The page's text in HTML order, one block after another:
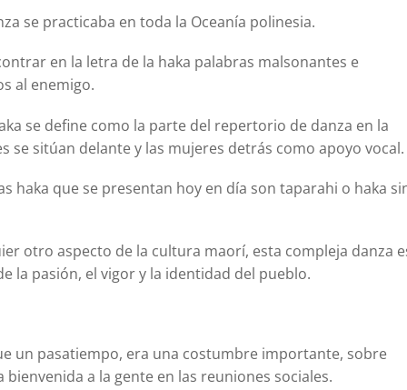
se practicaba en toda la Oceanía polinesia.
en la letra de la haka palabras malsonantes e
al enemigo.
se define como la parte del repertorio de danza en la
se sitúan delante y las mujeres detrás como apoyo vocal.
haka que se presentan hoy en día son taparahi o haka
otro aspecto de la cultura maorí, esta compleja danza
la pasión, el vigor y la identidad del pueblo.
un pasatiempo, era una costumbre importante, sobre
a la gente en las reuniones sociales.